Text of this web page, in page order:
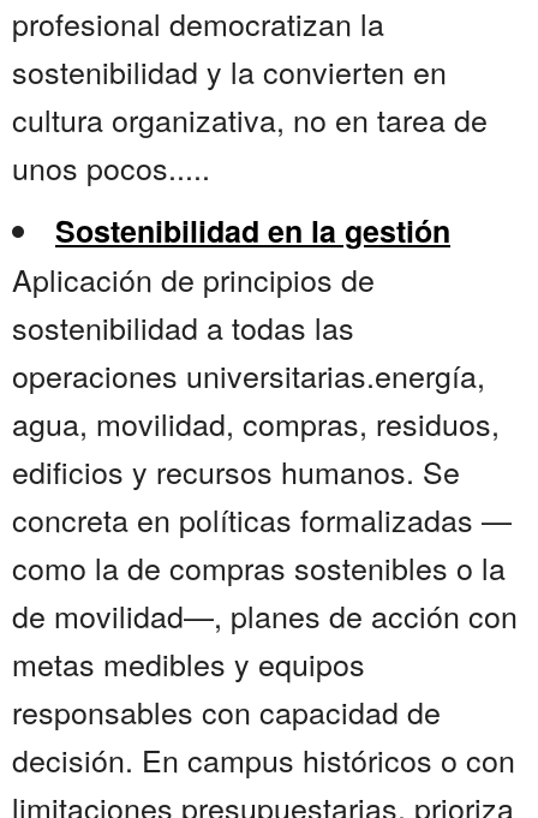
profesional democratizan la
sostenibilidad y la convierten en
cultura organizativa, no en tarea de
unos pocos.....
Sostenibilidad en la gestión
Aplicación de principios de
sostenibilidad a todas las
operaciones universitarias.energía,
agua, movilidad, compras, residuos,
edificios y recursos humanos. Se
concreta en políticas formalizadas —
como la de compras sostenibles o la
de movilidad—, planes de acción con
metas medibles y equipos
responsables con capacidad de
decisión. En campus históricos o con
limitaciones presupuestarias, prioriza